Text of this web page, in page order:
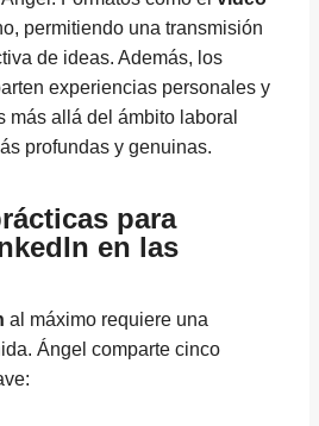
permitiendo una transmisión
de ideas. Además, los
experiencias personales y
más allá del ámbito laboral
profundas y genuinas.
para
en las
al máximo requiere una
Ángel comparte cinco